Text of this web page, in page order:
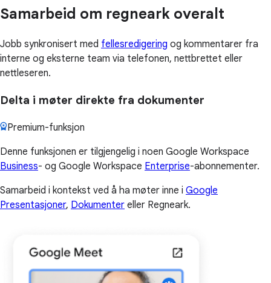
Samarbeid om regneark overalt
Jobb synkronisert med fellesredigering og kommentarer fra
interne og eksterne team via telefonen, nettbrettet eller
nettleseren.
Delta i møter direkte fra dokumenter
Premium-funksjon
Denne funksjonen er tilgjengelig i noen Google Workspace
Business- og Google Workspace Enterprise-abonnementer.
Samarbeid i kontekst ved å ha møter inne i Google
Presentasjoner, Dokumenter eller Regneark.